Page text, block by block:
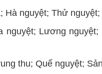
Hà nguyệt; Thử
nguyệt; Lương
thu; Quế nguyệt;